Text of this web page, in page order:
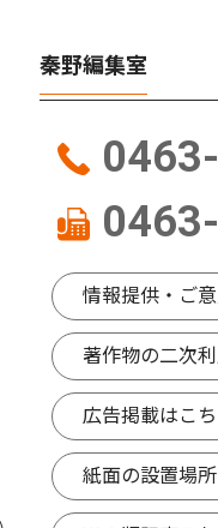
秦野編集室
情報提供・ご
著作物の二次
広告掲載はこ
紙面の設置場